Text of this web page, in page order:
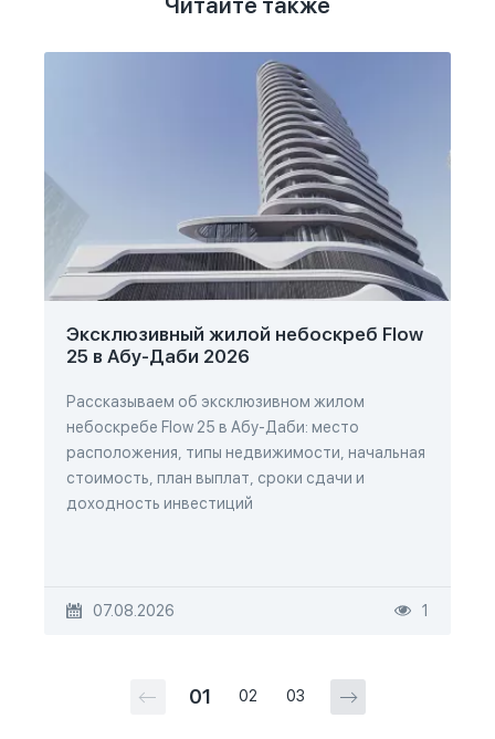
Эксклюзивный жилой небоскреб Flow
25 в Абу-Даби 2026
Рассказываем об эксклюзивном жилом
небоскребе Flow 25 в Абу-Даби: место
расположения, типы недвижимости, начальная
стоимость, план выплат, сроки сдачи и
доходность инвестиций
07.08.2026 1
01 02 03